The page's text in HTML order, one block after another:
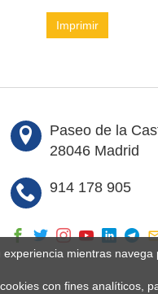
Imprimir
Paseo de la
28046 Madrid
914 178 905
mientras
con fines analíticos,